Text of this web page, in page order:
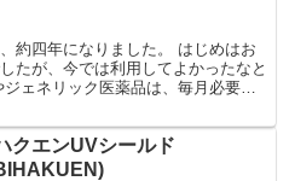
約四年になりました。 はじめはお
たが、今では利用してよかったなと
ェネリック医薬品は、毎月必要な
クエンUVシールド